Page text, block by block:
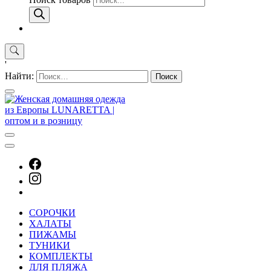
'
Найти:
СОРОЧКИ
ХАЛАТЫ
ПИЖАМЫ
ТУНИКИ
КОМПЛЕКТЫ
ДЛЯ ПЛЯЖА